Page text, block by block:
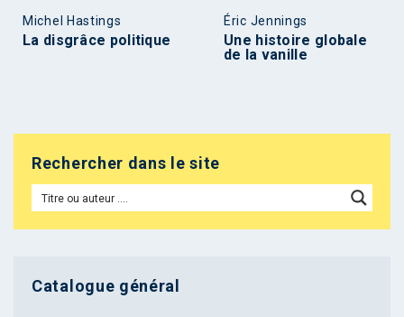
Michel Hastings
La disgrâce politique
Éric Jennings
Une histoire globale
de la vanille
Rechercher dans le site
Catalogue général